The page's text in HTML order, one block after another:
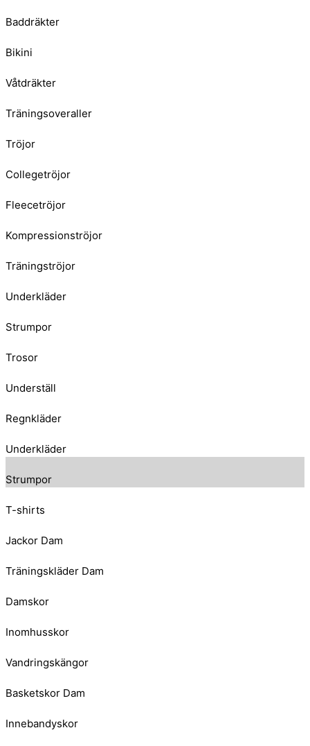
Baddräkter
Bikini
Våtdräkter
Träningsoveraller
Tröjor
Collegetröjor
Fleecetröjor
Kompressionströjor
Träningströjor
Underkläder
Strumpor
Trosor
Underställ
Regnkläder
Underkläder
Strumpor
T-shirts
Jackor Dam
Träningskläder Dam
Damskor
Inomhusskor
Vandringskängor
Basketskor Dam
Innebandyskor